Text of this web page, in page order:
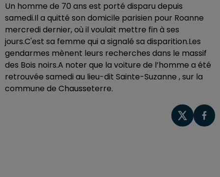
Un homme de 70 ans est porté disparu depuis
samedi.Il a quitté son domicile parisien pour Roanne
mercredi dernier, où il voulait mettre fin à ses
jours.C'est sa femme qui a signalé sa disparition.Les
gendarmes mènent leurs recherches dans le massif
des Bois noirs.A noter que la voiture de l’homme a été
retrouvée samedi au lieu-dit Sainte-Suzanne , sur la
commune de Chausseterre.